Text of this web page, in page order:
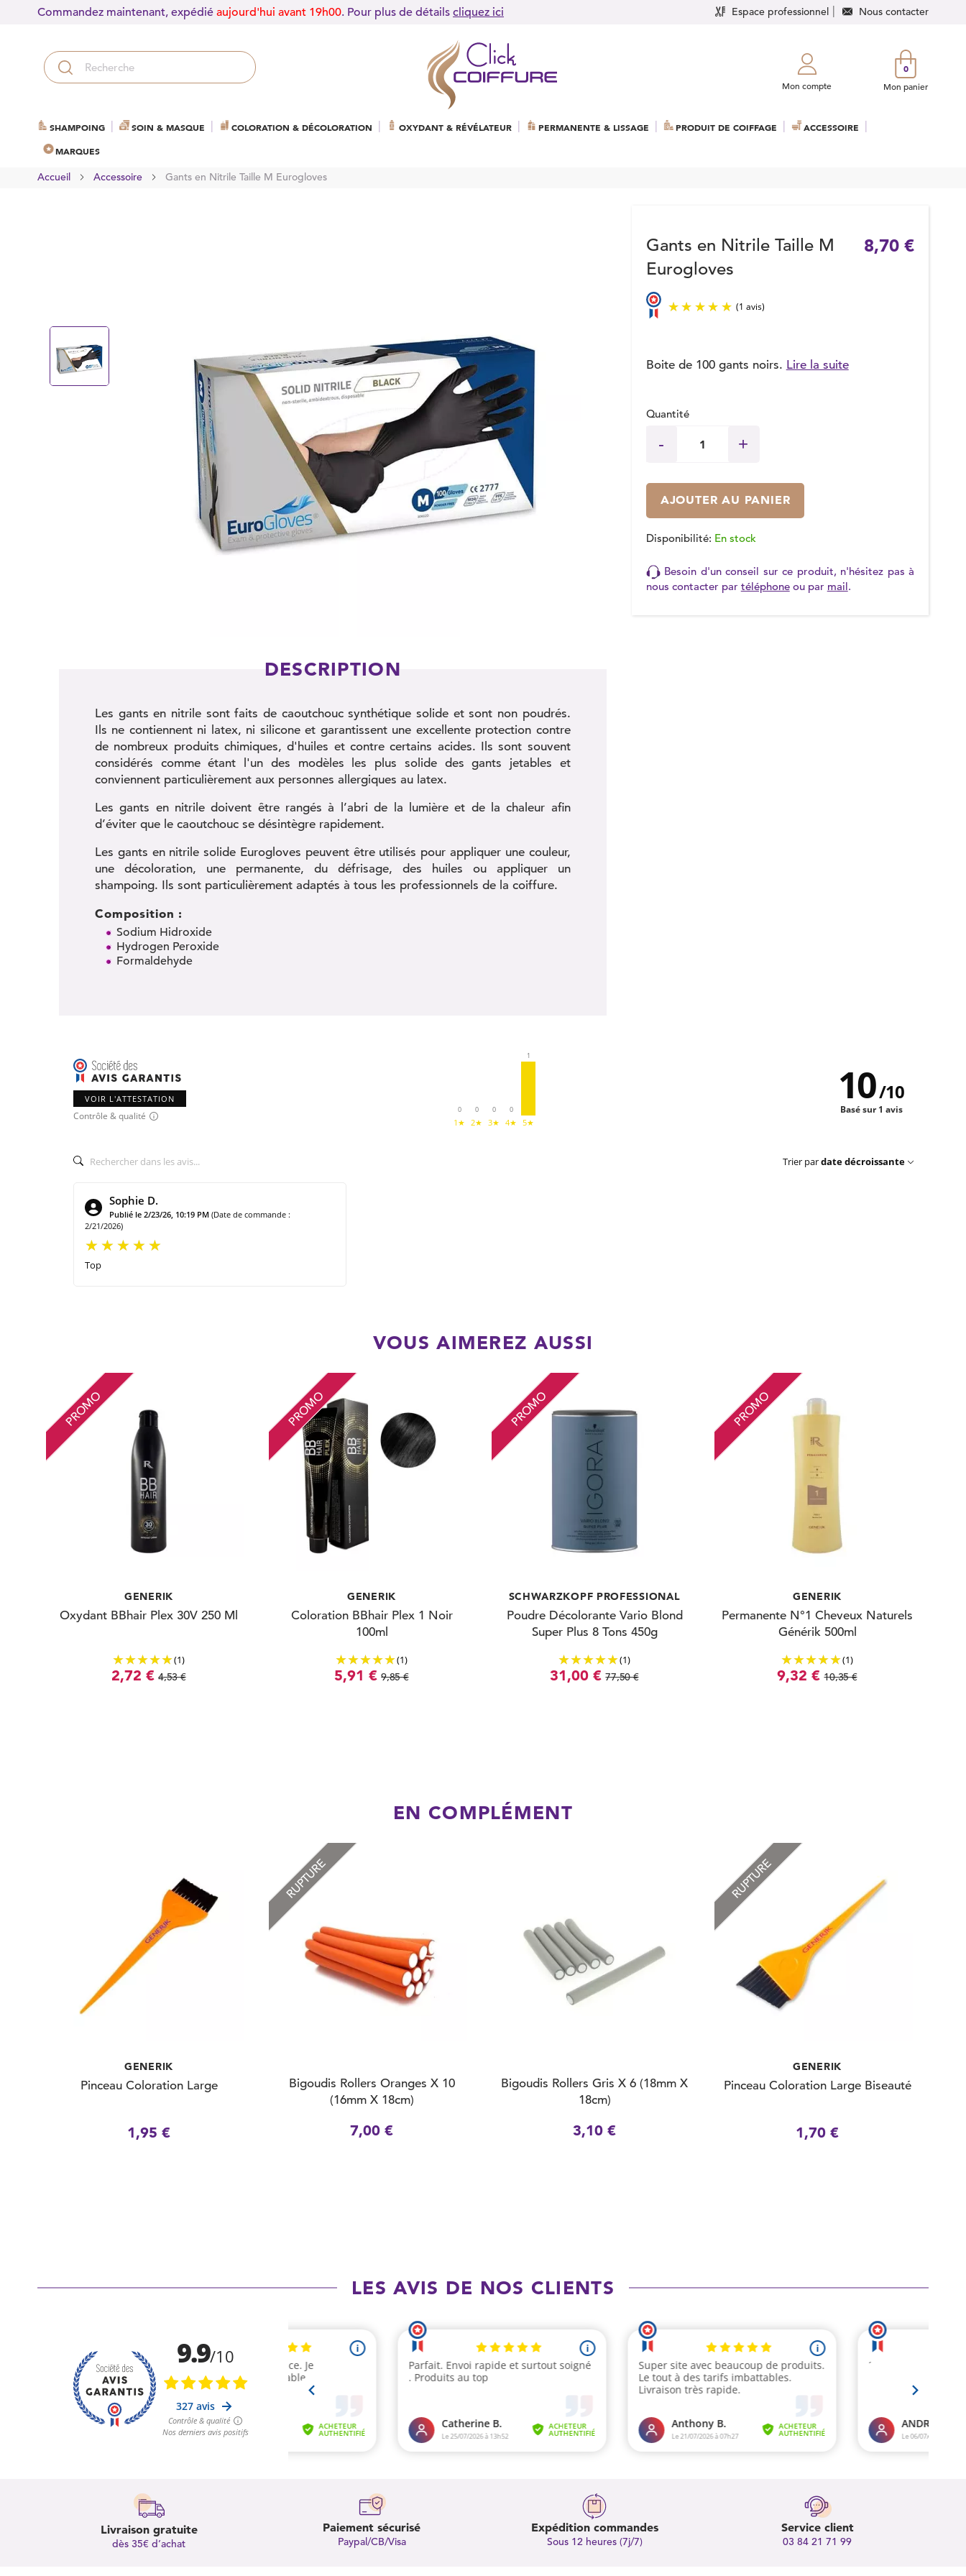
Commandez maintenant, expédié aujourd'hui avant 19h00. Pour plus de détails cliquez ici Espace professionnel Nous contacter
Mon compte
0
Mon panier
SHAMPOING SOIN & MASQUE COLORATION & DÉCOLORATION OXYDANT & RÉVÉLATEUR PERMANENTE & LISSAGE PRODUIT DE COIFFAGE ACCESSOIRE
MARQUES
Accueil Accessoire Gants en Nitrile Taille M Eurogloves
Gants en Nitrile Taille M
Eurogloves
Boite de 100 gants noirs. Lire la suite
8,70 €
Quantité
AJOUTER AU PANIER
Disponibilité: En stock
Besoin d'un conseil sur ce produit, n'hésitez pas à
nous contacter par téléphoneou par mail.
DESCRIPTION
Les gants en nitrile sont faits de caoutchouc synthétique solide et sont non poudrés.
Ils ne contiennent ni latex, ni silicone et garantissent une excellente protection contre
de nombreux produits chimiques, d'huiles et contre certains acides. Ils sont souvent
considérés comme étant l'un des modèles les plus solide des gants jetables et
conviennent particulièrement aux personnes allergiques au latex.
Les gants en nitrile doivent être rangés à l’abri de la lumière et de la chaleur afin
d’éviter que le caoutchouc se désintègre rapidement.
Les gants en nitrile solide Eurogloves peuvent être utilisés pour appliquer une couleur,
une décoloration, une permanente, du défrisage, des huiles ou appliquer un
shampoing. Ils sont particulièrement adaptés à tous les professionnels de la coiffure.
Composition :
Sodium Hidroxide
Hydrogen Peroxide
Formaldehyde
VOIR L'ATTESTATION
Contrôle & qualité
0
1★
0
2★
0
3★
0
4★
1
5★
10/10
Basé sur 1 avis
Trier pardate décroissante
Sophie D.
Publié le 2/23/26, 10:19 PM (Date de commande :
2/21/2026)
Top
VOUS AIMEREZ AUSSI
PROMO
GENERIK
Oxydant BBhair Plex 30V 250 Ml
(1)
2,72 € 4,53 €
PROMO
GENERIK
Coloration BBhair Plex 1 Noir
100ml
(1)
5,91 € 9,85 €
PROMO
SCHWARZKOPF PROFESSIONAL
Poudre Décolorante Vario Blond
Super Plus 8 Tons 450g
(1)
31,00 € 77,50 €
PROMO
GENERIK
Permanente N°1 Cheveux Naturels
Générik 500ml
(1)
9,32 € 10,35 €
EN COMPLÉMENT
GENERIK
Pinceau Coloration Large
1,95 €
RUPTURE
Bigoudis Rollers Oranges X 10
(16mm X 18cm)
7,00 €
Bigoudis Rollers Gris X 6 (18mm X
18cm)
3,10 €
RUPTURE
GENERIK
Pinceau Coloration Large Biseauté
1,70 €
LES AVIS DE NOS CLIENTS
Livraison gratuite
dès 35€ d’achat
Paiement sécurisé
Paypal/CB/Visa
Expédition commandes
Sous 12 heures (7j/7)
Service client
03 84 21 71 99